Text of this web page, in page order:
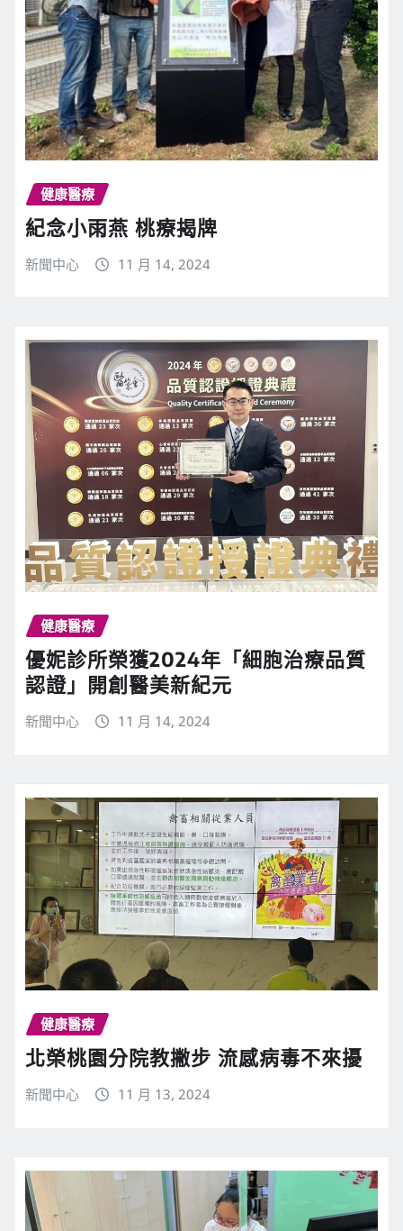
健康醫療
紀念小雨燕 桃療揭牌
新聞中心 11 月 14, 2024
健康醫療
優妮診所榮獲2024年「細胞治療品質
認證」開創醫美新紀元
新聞中心 11 月 14, 2024
健康醫療
北榮桃園分院教撇步 流感病毒不來擾
新聞中心 11 月 13, 2024